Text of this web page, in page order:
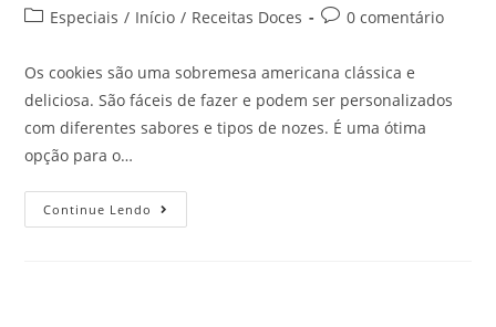
Especiais / Início / Receitas Doces 0 comentário
Os cookies são uma sobremesa americana clássica e
deliciosa. São fáceis de fazer e podem ser personalizados
com diferentes sabores e tipos de nozes. É uma ótima
opção para o…
Continue Lendo